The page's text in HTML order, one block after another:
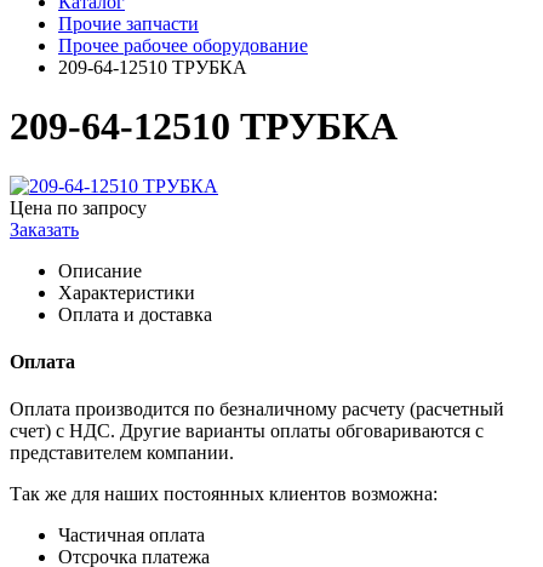
Прочие запчасти
Прочее рабочее оборудование
209-64-12510 ТРУБКА
209-64-12510 ТРУБКА
Цена по запросу
Заказать
Описание
Характеристики
Оплата и доставка
Оплата
Оплата производится по безналичному расчету (расчетный
счет) с НДС. Другие варианты оплаты обговариваются с
представителем компании.
Так же для наших постоянных клиентов возможна:
Частичная оплата
Отсрочка платежа